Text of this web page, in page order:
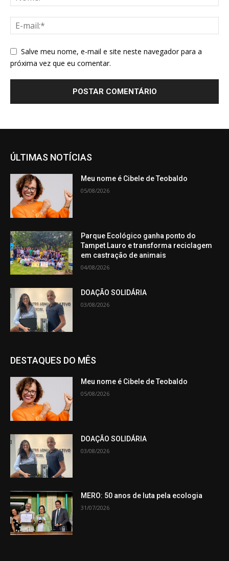
Salve meu nome, e-mail e site neste navegador para a
próxima vez que eu comentar.
ÚLTIMAS NOTÍCIAS
Meu nome é Cibele de Teobaldo
05/08/2026
Parque Ecológico ganha ponto do
Tampet Lauro e transforma reciclagem
em castração de animais
04/08/2026
DOAÇÃO SOLIDÁRIA
03/08/2026
DESTAQUES DO MÊS
Meu nome é Cibele de Teobaldo
05/08/2026
DOAÇÃO SOLIDÁRIA
03/08/2026
MERO: 50 anos de luta pela ecologia
31/07/2026